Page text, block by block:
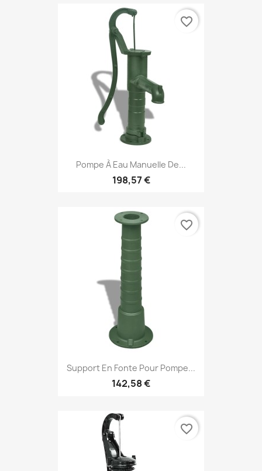
Pompe À Eau Manuelle De...
198,57 €
favorite_border
Support En Fonte Pour Pompe...
142,58 €
favorite_border
favorite_border